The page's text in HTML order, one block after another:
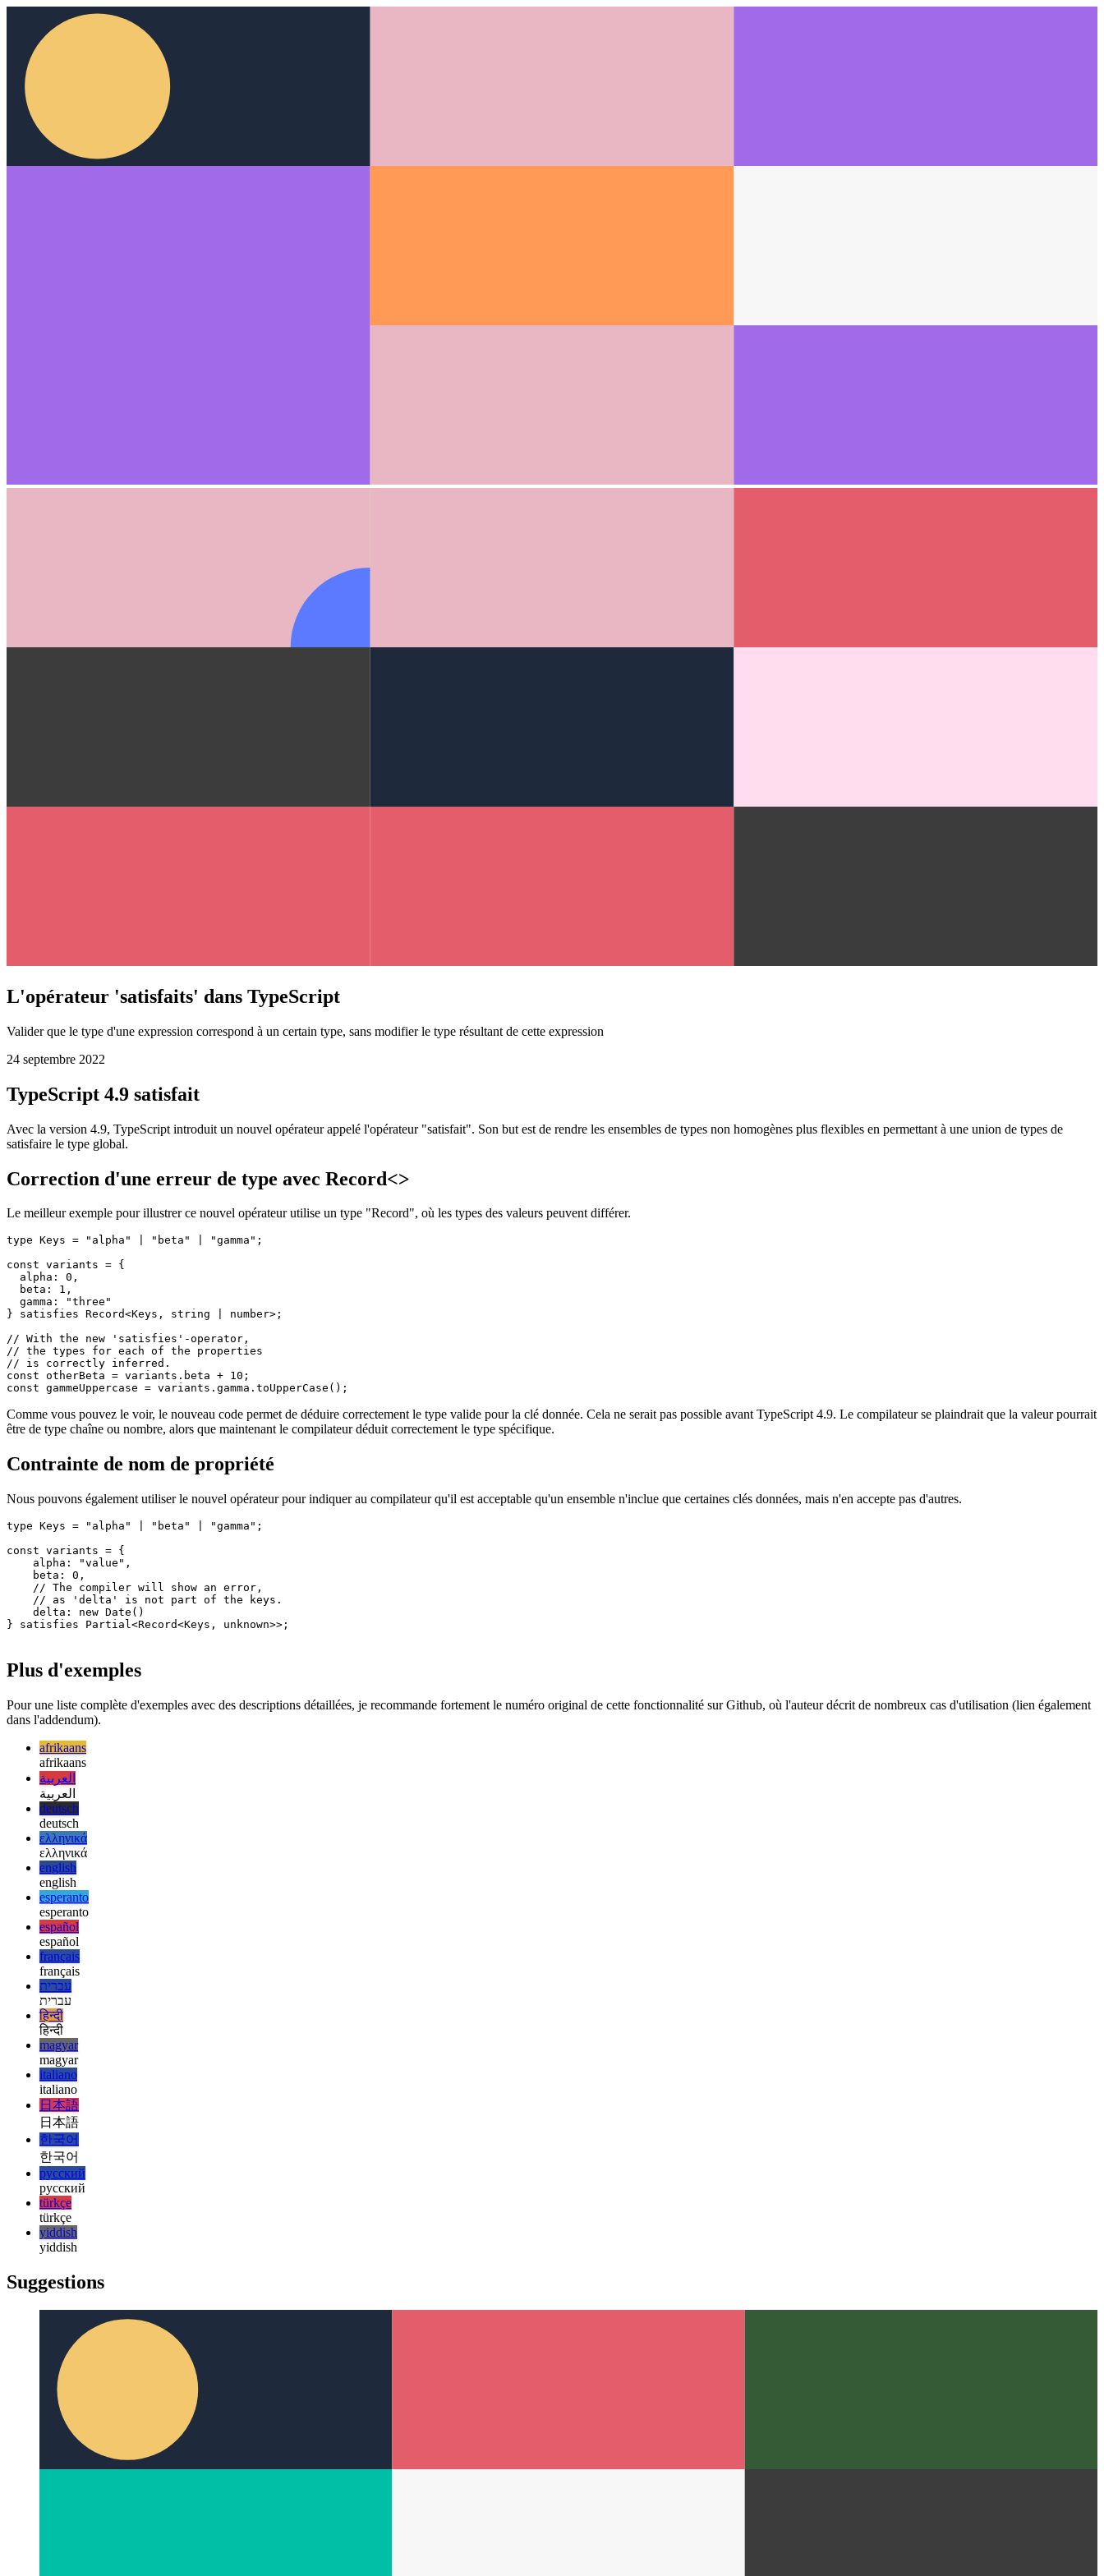
L'opérateur 'satisfaits' dans TypeScript
Valider que le type d'une expression correspond à un certain type, sans modifier le type résultant de cette expression
24 septembre 2022
TypeScript 4.9 satisfait
satisfaire le type global.
Correction d'une erreur de type avec Record<>
Le meilleur exemple pour illustrer ce nouvel opérateur utilise un type "Record", où les types des valeurs peuvent différer.
type Keys = "alpha" | "beta" | "gamma";
const variants = {
  alpha: 0,
  beta: 1,
  gamma: "three"
} satisfies Record<Keys, string | number>;
// With the new 'satisfies'-operator,
// the types for each of the properties
// is correctly inferred.
const otherBeta = variants.beta + 10;
être de type chaîne ou nombre, alors que maintenant le compilateur déduit correctement le type spécifique.
Contrainte de nom de propriété
Nous pouvons également utiliser le nouvel opérateur pour indiquer au compilateur qu'il est acceptable qu'un ensemble n'inclue que certaines clés données, mais n'en accepte pas d'autres.
type Keys = "alpha" | "beta" | "gamma";
const variants = {
    alpha: "value",
    beta: 0,
    // The compiler will show an error,
    // as 'delta' is not part of the keys.
Plus d'exemples
Pour une liste complète d'exemples avec des descriptions détaillées, je recommande fortement le numéro original de cette fonctionnalité sur Github, où l'auteur décrit de nombreux cas d'utilisation (lien également
dans l'addendum).
afrikaans
afrikaans
العربية
العربية
deutsch
deutsch
ελληνικά
ελληνικά
english
english
esperanto
esperanto
español
español
français
français
עברית
עברית
हिन्दी
हिन्दी
magyar
magyar
italiano
italiano
日本語
日本語
한국어
한국어
русский
русский
türkçe
türkçe
yiddish
Suggestions